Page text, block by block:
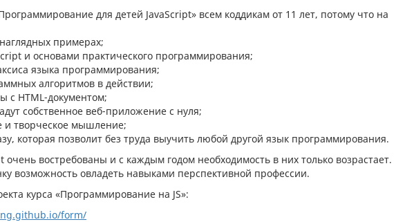
для детей JavaScript» всем коддикам от 11 лет, потому что на
примерах;
и основами практического программирования;
языка программирования;
алгоритмов в действии;
с HTML-документом;
собственное веб-приложение с нуля;
и творческое мышление;
которая позволит без труда выучить любой другой язык программирования.
очень востребованы и с каждым годом необходимость в них только возрастает.
возможность овладеть навыками перспективной профессии.
курса «Программирование на JS»:
form/